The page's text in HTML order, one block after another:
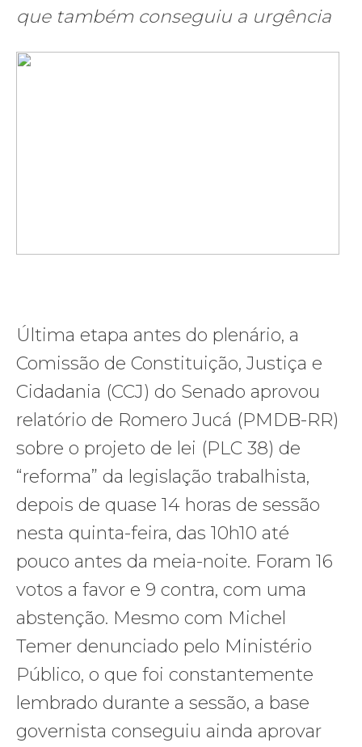
que também conseguiu a urgência
Última etapa antes do plenário, a
Comissão de Constituição, Justiça e
Cidadania (CCJ) do Senado aprovou
relatório de Romero Jucá (PMDB-RR)
sobre o projeto de lei (PLC 38) de
“reforma” da legislação trabalhista,
depois de quase 14 horas de sessão
nesta quinta-feira, das 10h10 até
pouco antes da meia-noite. Foram 16
votos a favor e 9 contra, com uma
abstenção. Mesmo com Michel
Temer denunciado pelo Ministério
Público, o que foi constantemente
lembrado durante a sessão, a base
governista conseguiu ainda aprovar